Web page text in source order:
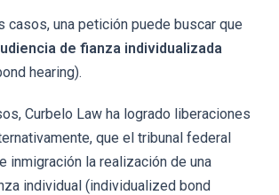
casos, una petición puede buscar que
de fianza individualizada
hearing).
Curbelo Law ha logrado liberaciones
que el tribunal federal
inmigración la realización de una
individual (individualized bond